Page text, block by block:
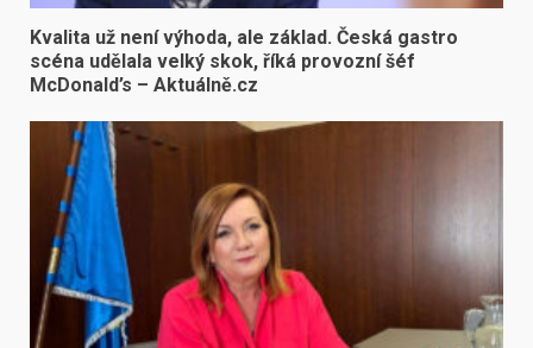
Kvalita už není výhoda, ale základ. Česká gastro
scéna udělala velký skok, říká provozní šéf
McDonald’s – Aktuálně.cz